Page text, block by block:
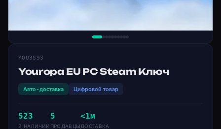
YOU3S93
Youropa EU PC Steam Ключ
Авто-доставка Цифровой товар
523
В НАЛИЧИИ
5
ПРОДАВЦЫ
<1м
ДОСТАВКА